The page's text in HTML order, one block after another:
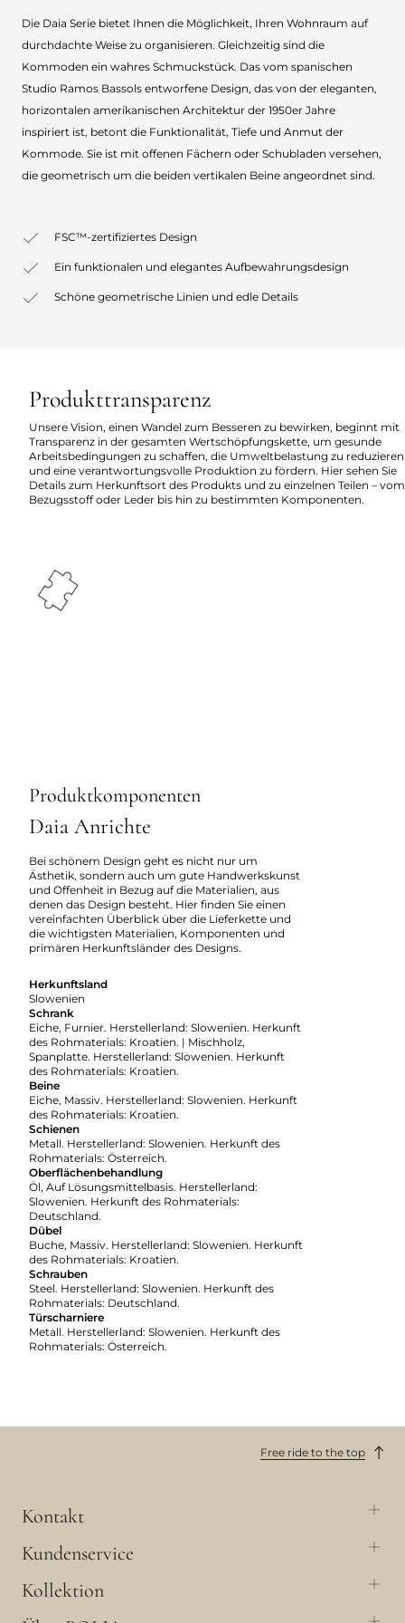
Die Daia Serie bietet Ihnen die Möglichkeit, Ihren Wohnraum auf
durchdachte Weise zu organisieren. Gleichzeitig sind die
Kommoden ein wahres Schmuckstück. Das vom spanischen
Studio Ramos Bassols entworfene Design, das von der eleganten,
horizontalen amerikanischen Architektur der 1950er Jahre
inspiriert ist, betont die Funktionalität, Tiefe und Anmut der
Kommode. Sie ist mit offenen Fächern oder Schubladen versehen,
die geometrisch um die beiden vertikalen Beine angeordnet sind.
FSC™-zertifiziertes Design
Ein funktionalen und elegantes Aufbewahrungsdesign
Schöne geometrische Linien und edle Details
Produkttransparenz
Unsere Vision, einen Wandel zum Besseren zu bewirken, beginnt mit
Transparenz in der gesamten Wertschöpfungskette, um gesunde
Arbeitsbedingungen zu schaffen, die Umweltbelastung zu reduzieren
und eine verantwortungsvolle Produktion zu fördern. Hier sehen Sie
Details zum Herkunftsort des Produkts und zu einzelnen Teilen – vom
Bezugsstoff oder Leder bis hin zu bestimmten Komponenten.
Produktkomponenten
Daia Anrichte
Bei schönem Design geht es nicht nur um
Ästhetik, sondern auch um gute Handwerkskunst
und Offenheit in Bezug auf die Materialien, aus
denen das Design besteht. Hier finden Sie einen
vereinfachten Überblick über die Lieferkette und
die wichtigsten Materialien, Komponenten und
primären Herkunftsländer des Designs.
Herkunftsland
Slowenien
Schrank
Eiche, Furnier. Herstellerland: Slowenien. Herkunft
des Rohmaterials: Kroatien. | Mischholz,
Spanplatte. Herstellerland: Slowenien. Herkunft
des Rohmaterials: Kroatien.
Beine
Eiche, Massiv. Herstellerland: Slowenien. Herkunft
des Rohmaterials: Kroatien.
Schienen
Metall. Herstellerland: Slowenien. Herkunft des
Rohmaterials: Österreich.
Oberflächenbehandlung
Öl, Auf Lösungsmittelbasis. Herstellerland:
Slowenien. Herkunft des Rohmaterials:
Deutschland.
Dübel
Buche, Massiv. Herstellerland: Slowenien. Herkunft
des Rohmaterials: Kroatien.
Schrauben
Steel. Herstellerland: Slowenien. Herkunft des
Rohmaterials: Deutschland.
Türscharniere
Metall. Herstellerland: Slowenien. Herkunft des
Rohmaterials: Österreich.
Free ride to the top
Kontakt
Kundenservice
Kollektion